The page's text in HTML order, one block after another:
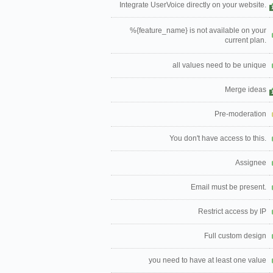
Integrate UserVoice directly on your website. 1
%{feature_name} is not available on your
current plan.
all values need to be unique
Merge ideas 1
Pre-moderation
You don't have access to this.
Assignee
Email must be present.
Restrict access by IP
Full custom design
you need to have at least one value